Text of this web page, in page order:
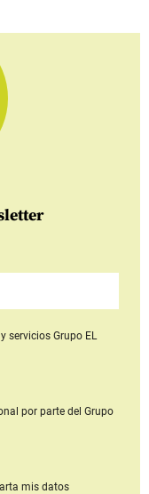
serviciosGrupo EL
por parte del Grupo
mis datos